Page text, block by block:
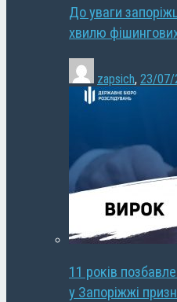
До уваги
хвилю
zapsich, 23/07/
11 років
у Запоріжжі